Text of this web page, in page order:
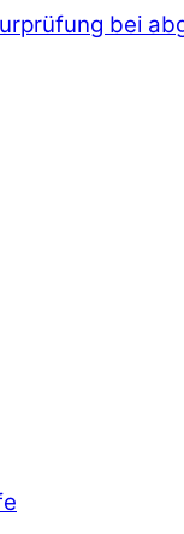
bei